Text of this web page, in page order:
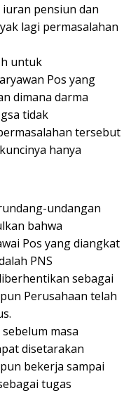
pensiun dan
lagi permasalahan
untuk
Pos yang
dimana darma
tidak
tersebut
hanya
undangan
bahwa
Pos yang diangkat
PNS
sebagai
Perusahaan telah
masa
disetarakan
bekerja sampai
tugas